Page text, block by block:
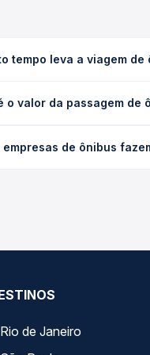
tempo leva a viagem
ou leito) e as
o valor da passagem de
e a antecedência da
empresas de ônibus
de Janeiro